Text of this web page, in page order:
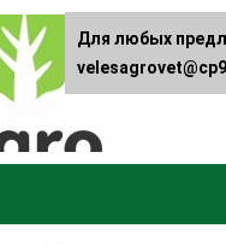
Для любых